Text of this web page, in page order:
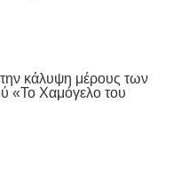
κάλυψη μέρους των
«Το Χαμόγελο του